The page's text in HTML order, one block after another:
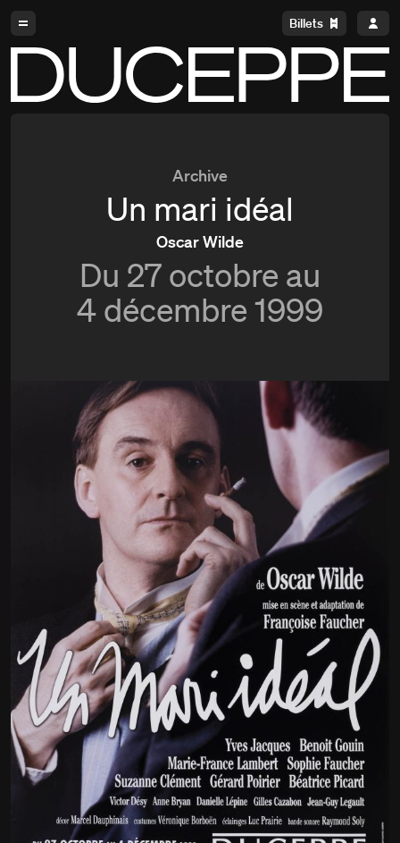
Billets
Archive
Un mari idéal
Oscar Wilde
Du 27 octobre au
4 décembre 1999